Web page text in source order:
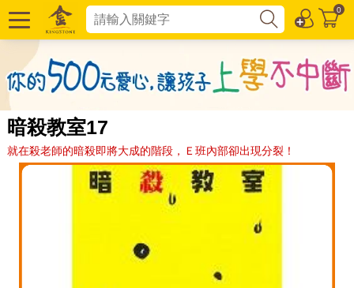
0
暗殺教室17
就在殺老師的暗殺即將大成的階段，Ｅ班內部卻出現分裂！